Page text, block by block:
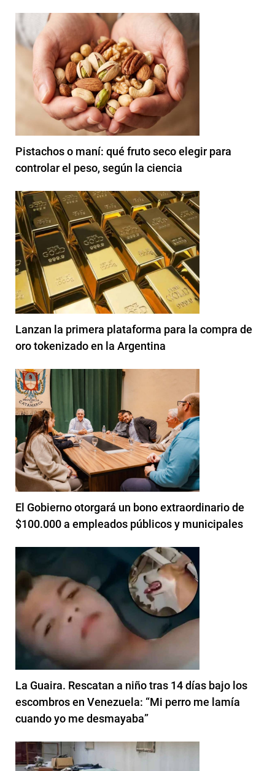
Pistachos o maní: qué fruto seco elegir para
controlar el peso, según la ciencia
Lanzan la primera plataforma para la compra de
oro tokenizado en la Argentina
El Gobierno otorgará un bono extraordinario de
$100.000 a empleados públicos y municipales
La Guaira. Rescatan a niño tras 14 días bajo los
escombros en Venezuela: “Mi perro me lamía
cuando yo me desmayaba”